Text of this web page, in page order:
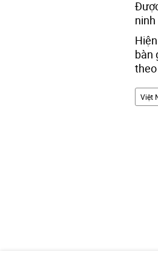
bàn
Việt